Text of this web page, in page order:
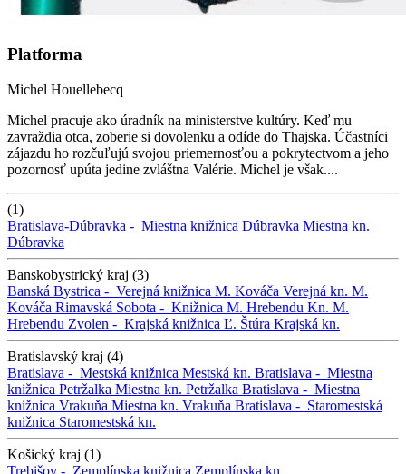
Platforma
Michel Houellebecq
Michel pracuje ako úradník na ministerstve kultúry. Keď mu
zavraždia otca, zoberie si dovolenku a odíde do Thajska. Účastníci
zájazdu ho rozčuľujú svojou priemernosťou a pokrytectvom a jeho
pozornosť upúta jedine zvláštna Valérie. Michel je však....
(1)
Bratislava-Dúbravka - Miestna knižnica Dúbravka Miestna kn.
Dúbravka
Banskobystrický kraj (3)
Banská Bystrica - Verejná knižnica M. Kováča Verejná kn. M.
Kováča Rimavská Sobota - Knižnica M. Hrebendu Kn. M.
Hrebendu Zvolen - Krajská knižnica Ľ. Štúra Krajská kn.
Bratislavský kraj (4)
Bratislava - Mestská knižnica Mestská kn. Bratislava - Miestna
knižnica Petržalka Miestna kn. Petržalka Bratislava - Miestna
knižnica Vrakuňa Miestna kn. Vrakuňa Bratislava - Staromestská
knižnica Staromestská kn.
Košický kraj (1)
Trebišov - Zemplínska knižnica Zemplínska kn.